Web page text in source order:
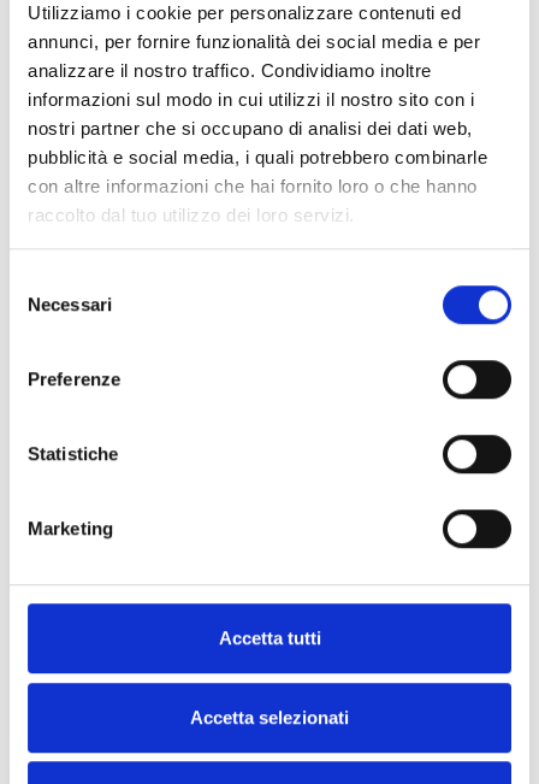
Utilizziamo i cookie per personalizzare contenuti ed
annunci, per fornire funzionalità dei social media e per
analizzare il nostro traffico. Condividiamo inoltre
informazioni sul modo in cui utilizzi il nostro sito con i
nostri partner che si occupano di analisi dei dati web,
pubblicità e social media, i quali potrebbero combinarle
con altre informazioni che hai fornito loro o che hanno
raccolto dal tuo utilizzo dei loro servizi.
delNecessari
Preferenze
Statistiche
Marketing
Accetta tutti
Accetta selezionati
FEFCO 422
PRODOTTO-
FREEZERBOX
PRODOTTO- BOBY
BOX
BUSTE
EcoPackaging